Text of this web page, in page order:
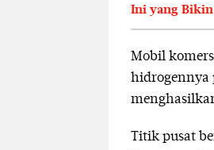
Ini yang Bikin
Mobil
hidrogennya
Titik pusat